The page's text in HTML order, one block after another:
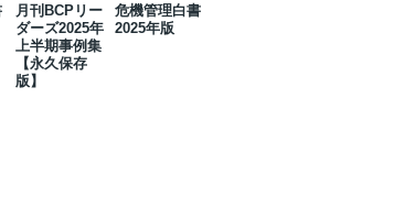
月刊BCPリー
ダーズ2025年
上半期事例集
【永久保存
版】
危機管理白書
2025年版